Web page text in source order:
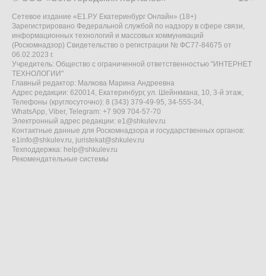
Сетевое издание «Е1.РУ Екатеринбург Онлайн» (18+)
Зарегистрировано Федеральной службой по надзору в сфере связи,
информационных технологий и массовых коммуникаций
(Роскомнадзор) Свидетельство о регистрации № ФС77-84675 от
06.02.2023 г.
Учредитель: Общество с ограниченной ответственностью "ИНТЕРНЕТ
ТЕХНОЛОГИИ"
Главный редактор: Малкова Марина Андреевна
Адрес редакции: 620014, Екатеринбург, ул. Шейнкмана, 10, 3-й этаж,
Телефоны (круглосуточно): 8 (343) 379-49-95, 34-555-34,
WhatsApp, Viber, Telegram: +7 909 704-57-70
Электронный адрес редакции: e1@shkulev.ru
Контактные данные для Роскомнадзора и государственных органов:
e1info@shkulev.ru, juristekat@shkulev.ru
Техподдержка: help@shkulev.ru
Рекомендательные системы